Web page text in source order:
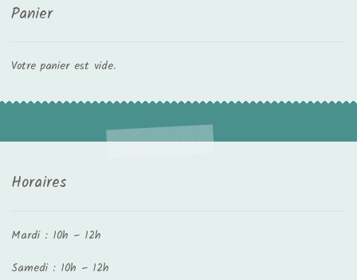
Panier
Votre panier est vide.
Horaires
Mardi : 10h – 12h
Samedi : 10h – 12h